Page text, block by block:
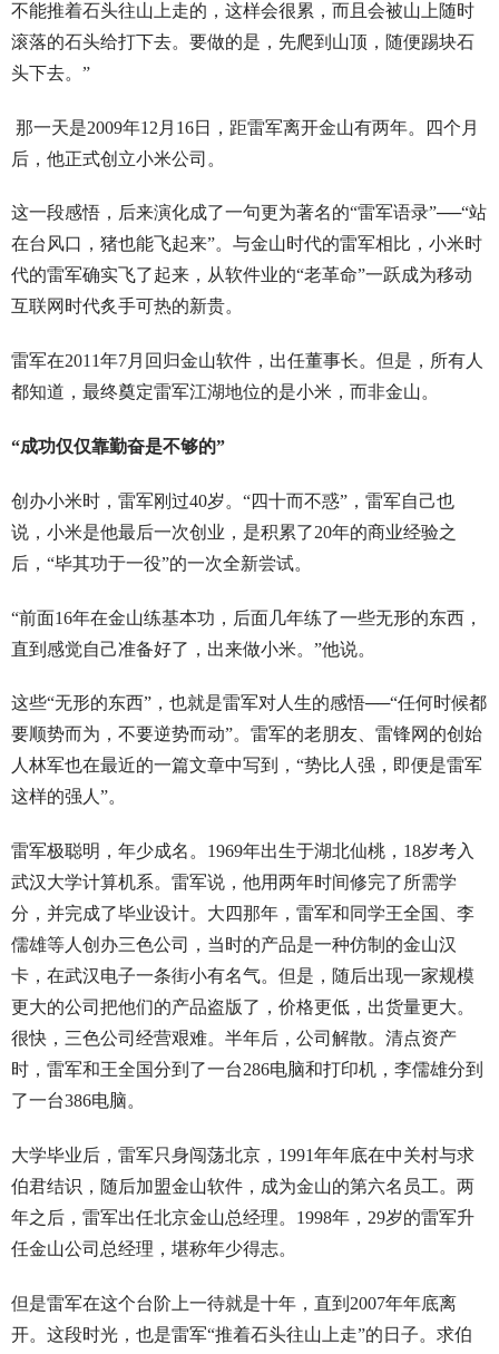
不能推着石头往山上走的，这样会很累，而且会被山上随时
滚落的石头给打下去。要做的是，先爬到山顶，随便踢块石
头下去。”
那一天是2009年12月16日，距雷军离开金山有两年。四个月
后，他正式创立小米公司。
这一段感悟，后来演化成了一句更为著名的“雷军语录”──“站
在台风口，猪也能飞起来”。与金山时代的雷军相比，小米时
代的雷军确实飞了起来，从软件业的“老革命”一跃成为移动
互联网时代炙手可热的新贵。
雷军在2011年7月回归金山软件，出任董事长。但是，所有人
都知道，最终奠定雷军江湖地位的是小米，而非金山。
“成功仅仅靠勤奋是不够的”
创办小米时，雷军刚过40岁。“四十而不惑”，雷军自己也
说，小米是他最后一次创业，是积累了20年的商业经验之
后，“毕其功于一役”的一次全新尝试。
“前面16年在金山练基本功，后面几年练了一些无形的东西，
直到感觉自己准备好了，出来做小米。”他说。
这些“无形的东西”，也就是雷军对人生的感悟──“任何时候都
要顺势而为，不要逆势而动”。雷军的老朋友、雷锋网的创始
人林军也在最近的一篇文章中写到，“势比人强，即便是雷军
这样的强人”。
雷军极聪明，年少成名。1969年出生于湖北仙桃，18岁考入
武汉大学计算机系。雷军说，他用两年时间修完了所需学
分，并完成了毕业设计。大四那年，雷军和同学王全国、李
儒雄等人创办三色公司，当时的产品是一种仿制的金山汉
卡，在武汉电子一条街小有名气。但是，随后出现一家规模
更大的公司把他们的产品盗版了，价格更低，出货量更大。
很快，三色公司经营艰难。半年后，公司解散。清点资产
时，雷军和王全国分到了一台286电脑和打印机，李儒雄分到
了一台386电脑。
大学毕业后，雷军只身闯荡北京，1991年年底在中关村与求
伯君结识，随后加盟金山软件，成为金山的第六名员工。两
年之后，雷军出任北京金山总经理。1998年，29岁的雷军升
任金山公司总经理，堪称年少得志。
但是雷军在这个台阶上一待就是十年，直到2007年年底离
开。这段时光，也是雷军“推着石头往山上走”的日子。求伯